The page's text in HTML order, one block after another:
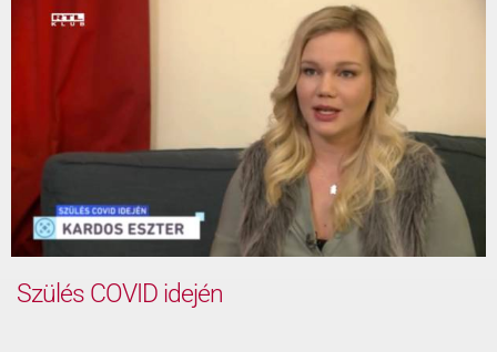
Szülés COVID idején